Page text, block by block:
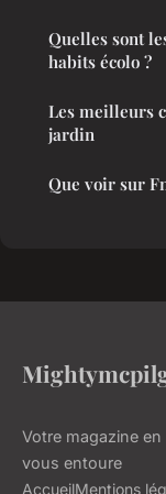
Quelles sont
habits écolo ?
Les meilleurs
jardin
Que voir sur
Votre magazine
vous entoure
AccueilMentions